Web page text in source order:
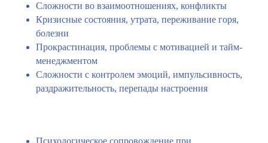
Сложности во взаимоотношениях, конфликты
Кризисные состояния, утрата, переживание горя,
болезни
Прокрастинация, проблемы с мотивацией и тайм-
менеджментом
Сложности с контролем эмоций, импульсивность,
раздражительность, перепады настроения
Психологическое сопровождение при